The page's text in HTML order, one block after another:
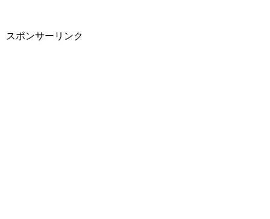
スポンサーリンク